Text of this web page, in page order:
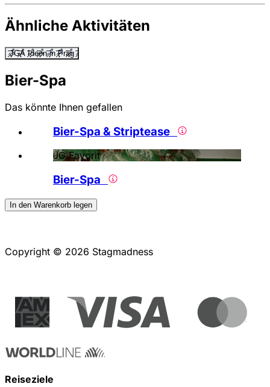
Ähnliche Aktivitäten
JGA Ideen in Prag
Bier-Spa
Das könnte Ihnen gefallen
Bier-Spa & Striptease
JG Favorit
Bier-Spa
In den Warenkorb legen
Copyright © 2026 Stagmadness
Reiseziele